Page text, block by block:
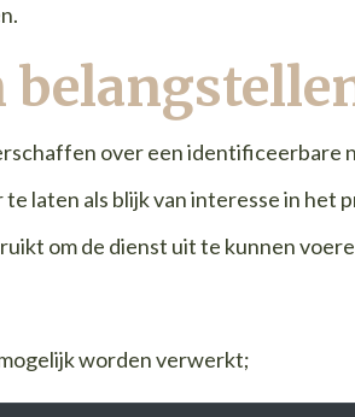
over een identificeerbare
laten als blijk van interesse in het
om de dienst uit te kunnen
worden verwerkt;